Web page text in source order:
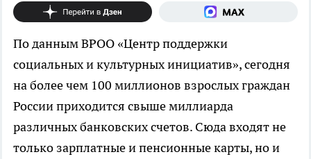
По данным ВРОО «Центр поддержки
социальных и культурных инициатив», сегодня
на более чем 100 миллионов взрослых граждан
России приходится свыше миллиарда
различных банковских счетов. Сюда входят не
только зарплатные и пенсионные карты, но и